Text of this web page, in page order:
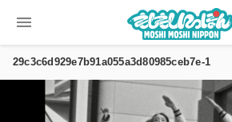
menu
29c3c6d929e7b91a055a3d80985ceb7e-1